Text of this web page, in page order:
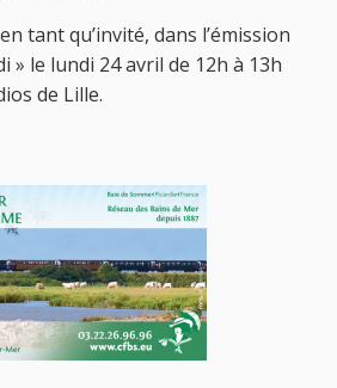
tant qu’invité, dans l’émission
» le lundi 24 avril de 12h à 13h
de Lille.